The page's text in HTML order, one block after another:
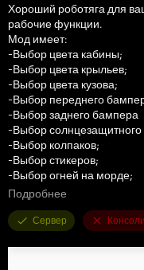
Хороший роботяга для
рабочие функции.
Мод имеет:
-Выбор цвета кабины;
-Выбор цвета крыльев;
-Выбор цвета кузова;
-Выбор переднего
-Выбор заднего бампера
-Выбор солнцезащитного
-Выбор колпаков;
-Выбор стикеров;
-Выбор огней на морде;
-Выбор сигнальных дудок;
-Пачкается;
-Есть износ;
-Анимированы шланги/
Подробнее
Сервер Консоли